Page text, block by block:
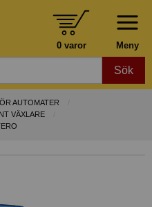
Meny
0 varor
Sök
AUTOMATER
VÄXLARE